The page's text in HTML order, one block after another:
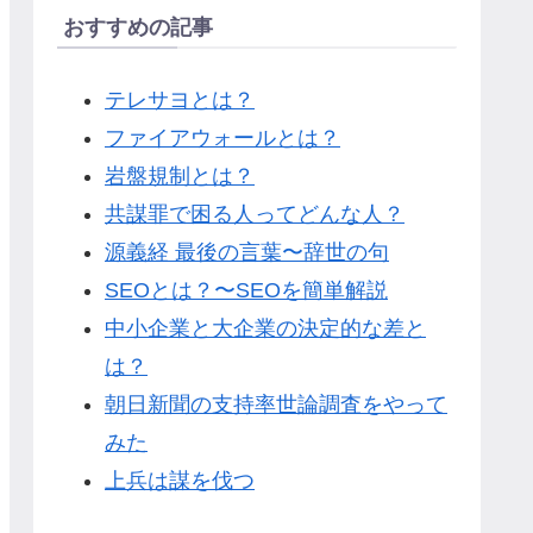
おすすめの記事
テレサヨとは？
ファイアウォールとは？
岩盤規制とは？
共謀罪で困る人ってどんな人？
源義経 最後の言葉〜辞世の句
SEOとは？〜SEOを簡単解説
中小企業と大企業の決定的な差と
は？
朝日新聞の支持率世論調査をやって
みた
上兵は謀を伐つ